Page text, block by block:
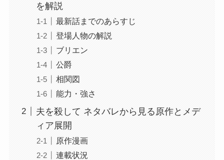
を解説
最新話までのあらすじ
登場人物の解説
ブリエン
公爵
相関図
能力・強さ
夫を殺して ネタバレから見る原作とメデ
ィア展開
原作漫画
連載状況